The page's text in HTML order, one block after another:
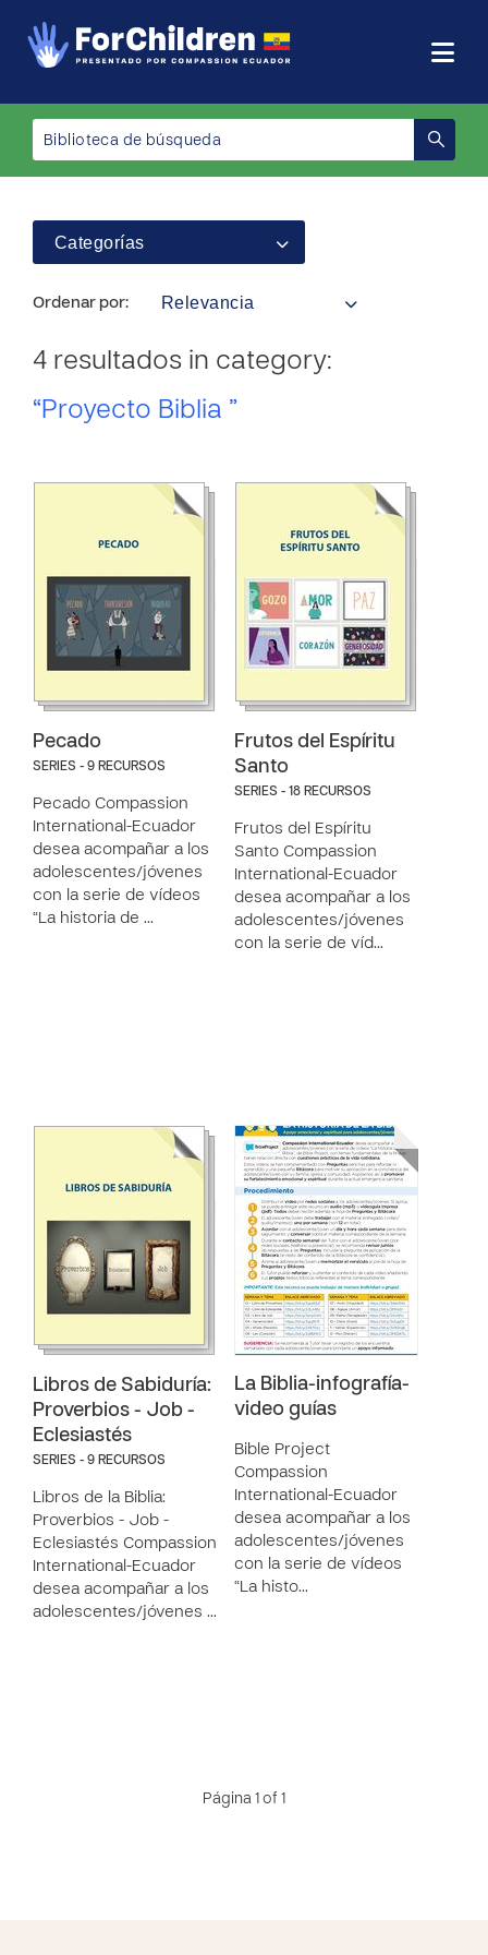
Categorías
Ordenar por: Relevancia
4 resultados in category:
“Proyecto Biblia ”
Pecado
SERIES - 9 RECURSOS
Pecado Compassion
International-Ecuador
desea acompañar a los
adolescentes/jóvenes
con la serie de vídeos
“La historia de …
Frutos del Espíritu
Santo
SERIES - 18 RECURSOS
Frutos del Espíritu
Santo Compassion
International-Ecuador
desea acompañar a los
adolescentes/jóvenes
con la serie de víd…
Libros de Sabiduría:
Proverbios - Job -
Eclesiastés
SERIES - 9 RECURSOS
Libros de la Biblia:
Proverbios - Job -
Eclesiastés Compassion
International-Ecuador
desea acompañar a los
adolescentes/jóvenes …
La Biblia-infografía-
video guías
Bible Project
Compassion
International-Ecuador
desea acompañar a los
adolescentes/jóvenes
con la serie de vídeos
“La histo…
Página 1 of 1